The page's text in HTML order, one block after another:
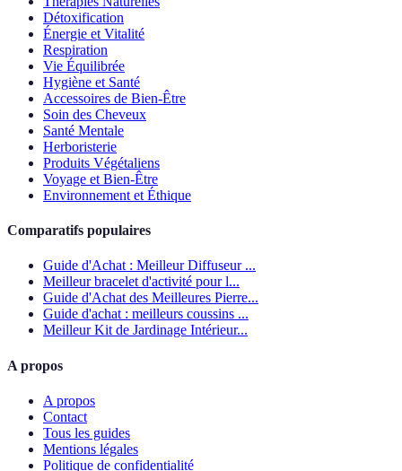
Détoxification
Énergie et Vitalité
Respiration
Vie Équilibrée
Hygiène et Santé
Accessoires de Bien-Être
Soin des Cheveux
Santé Mentale
Herboristerie
Produits Végétaliens
Voyage et Bien-Être
Environnement et Éthique
Comparatifs populaires
Guide d'Achat : Meilleur Diffuseur ...
Meilleur bracelet d'activité pour l...
Guide d'Achat des Meilleures Pierre...
Guide d'achat : meilleurs coussins ...
Meilleur Kit de Jardinage Intérieur...
A propos
A propos
Contact
Tous les guides
Mentions légales
Politique de confidentialité